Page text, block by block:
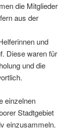
die Mitglieder
aus der
und
Diese waren für
und die
einzelnen
Stadtgebiet
einzusammeln.